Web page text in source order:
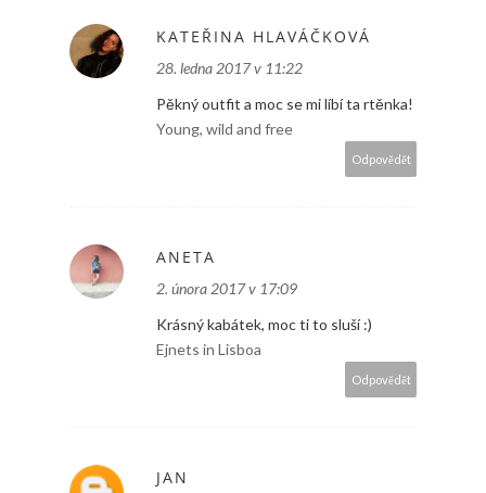
KATEŘINA HLAVÁČKOVÁ
28. ledna 2017 v 11:22
Pěkný outfit a moc se mi líbí ta rtěnka!
Young, wild and free
Odpovědět
ANETA
2. února 2017 v 17:09
Krásný kabátek, moc ti to sluší :)
Ejnets in Lisboa
Odpovědět
JAN